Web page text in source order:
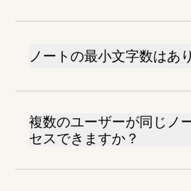
ノートの最小文字数はあ
複数のユーザーが同じノ
セスできますか？